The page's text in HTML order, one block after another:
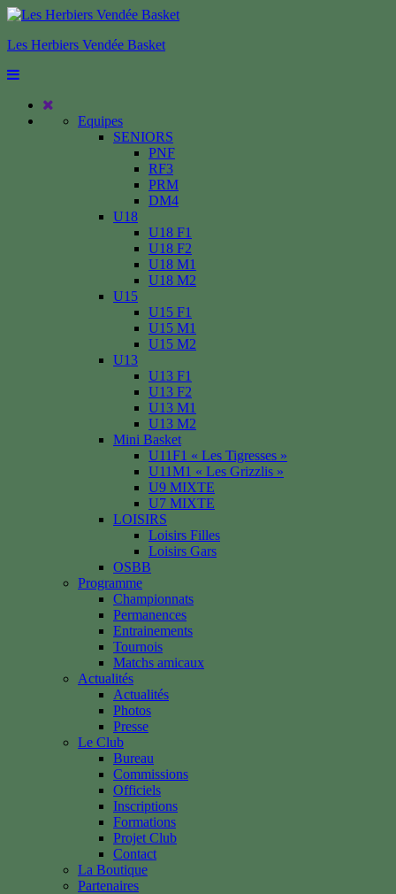
Les Herbiers Vendée Basket
Equipes
SENIORS
PNF
RF3
PRM
DM4
U18
U18 F1
U18 F2
U18 M1
U18 M2
U15
U15 F1
U15 M1
U15 M2
U13
U13 F1
U13 F2
U13 M1
U13 M2
Mini Basket
U11F1 « Les Tigresses »
U11M1 « Les Grizzlis »
U9 MIXTE
U7 MIXTE
LOISIRS
Loisirs Filles
Loisirs Gars
OSBB
Programme
Championnats
Permanences
Entrainements
Tournois
Matchs amicaux
Actualités
Actualités
Photos
Presse
Le Club
Bureau
Commissions
Officiels
Inscriptions
Formations
Projet Club
Contact
La Boutique
Partenaires